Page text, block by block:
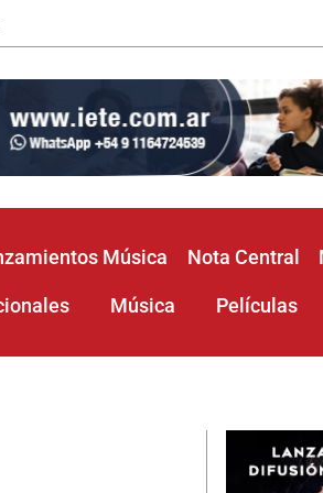
Música Nota Central
Música Películas